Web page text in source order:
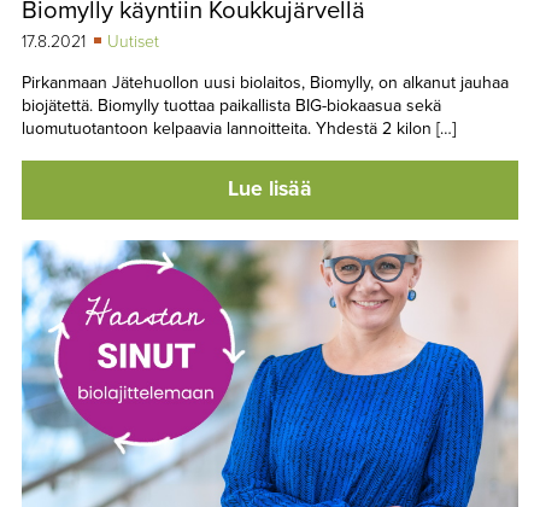
TAPAHTUMAT
YHTEYSTIEDOT
Biomylly käyntiin Koukkujärvellä
17.8.2021
Uutiset
Pirkanmaan Jätehuollon uusi biolaitos, Biomylly, on alkanut jauhaa
biojätettä. Biomylly tuottaa paikallista BIG-biokaasua sekä
luomutuotantoon kelpaavia lannoitteita. Yhdestä 2 kilon […]
Lue lisää